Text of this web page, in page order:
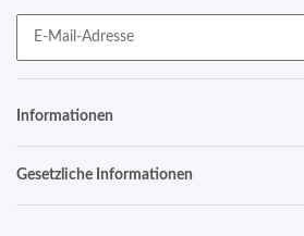
Informationen
Gesetzliche Informationen